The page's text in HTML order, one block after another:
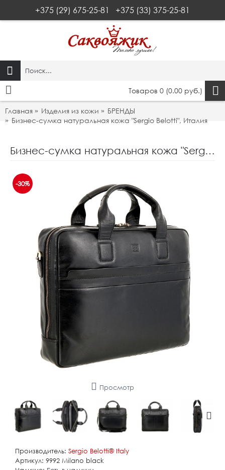
+375 (29) 675-25-81 +375 (33) 375-25-81
Товаров 0 (0.00 руб.)
Главная Изделия из кожи
БРЕНДЫ
Бизнес-сумка натуральная кожа "Sergio Belotti", Италия
Бизнес-сумка натуральная кожа "Sergio Belotti", Италия
-30%
Просмотр
Производитель: Sergio Belotti®️ Italy
Артикул: 9992 Milano black